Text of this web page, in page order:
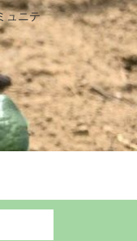
ュニテ